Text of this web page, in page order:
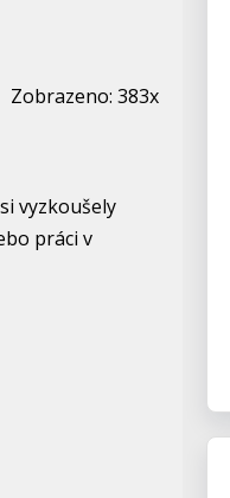
Zobrazeno: 383x
vyzkoušely
práci v